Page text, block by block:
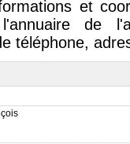
et
de
téléphone,